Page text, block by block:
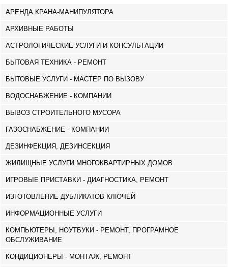
АБАША
МАРТВИЛИ
ПОТИ
ЦАЛЕНДЖИХА
ДЖВАРИ
АДИГЕНИ
АСПИНДЗА
АХАЛЦИХЕ
АБАСТУМАНИ
ВАЛЕ
КВЕМО КАРТЛИ
БОЛНИСИ
ДМАНИСИ
АРЕНДА КРАНА-МАНИПУЛЯТОРА
АРХИВНЫЕ РАБОТЫ
АСТРОЛОГИЧЕСКИЕ УСЛУГИ И КОНСУЛЬТАЦИИ
БЫТОВАЯ ТЕХНИКА - РЕМОНТ
БЫТОВЫЕ УСЛУГИ - МАСТЕР ПО ВЫЗОВУ
ВОДОСНАБЖЕНИЕ - КОМПАНИИ
ВЫВОЗ СТРОИТЕЛЬНОГО МУСОРА
ГАЗОСНАБЖЕНИЕ - КОМПАНИИ
ДЕЗИНФЕКЦИЯ, ДЕЗИНСЕКЦИЯ
ЖИЛИЩНЫЕ УСЛУГИ МНОГОКВАРТИРНЫХ ДОМОВ
ИГРОВЫЕ ПРИСТАВКИ - ДИАГНОСТИКА, РЕМОНТ
ИЗГОТОВЛЕНИЕ ДУБЛИКАТОВ КЛЮЧЕЙ
ИНФОРМАЦИОННЫЕ УСЛУГИ
КОМПЬЮТЕРЫ, НОУТБУКИ - РЕМОНТ, ПРОГРАМНОЕ
ОБСЛУЖИВАНИЕ
КОНДИЦИОНЕРЫ - МОНТАЖ, РЕМОНТ